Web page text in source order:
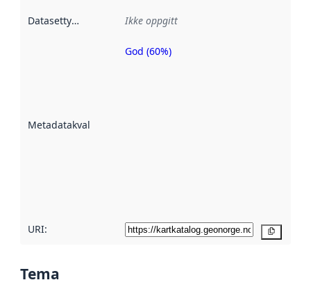
Datasettype Ikke oppgitt
Metadatakvalitet
Metadatakvalitet
God (60%)
URI:
Tema